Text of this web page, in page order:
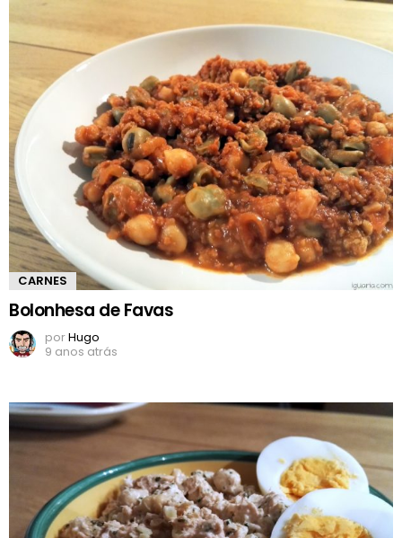
CARNES
Bolonhesa de Favas
porHugo
9 anos atrás